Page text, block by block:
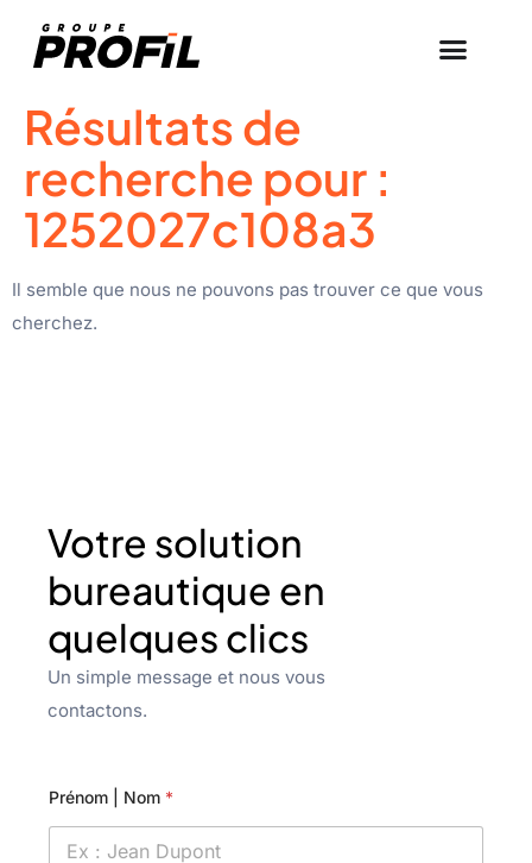
Résultats de
recherche pour :
1252027c108a3
Il semble que nous ne pouvons pas trouver ce que vous
cherchez.
Votre solution
bureautique en
quelques clics
Un simple message et nous vous
contactons.
Prénom | Nom *